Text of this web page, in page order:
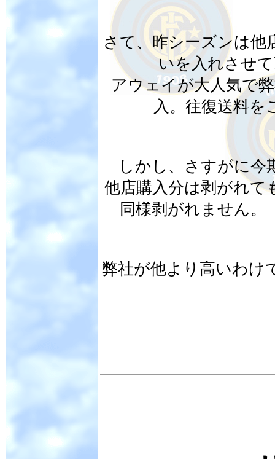
さて、昨シーズンは他
いを入れさせ
アウェイが大人気で
入。往復送料を
しかし、さすがに今
他店購入分は剥がれ
同様剥がれません
弊社が他より高いわけ